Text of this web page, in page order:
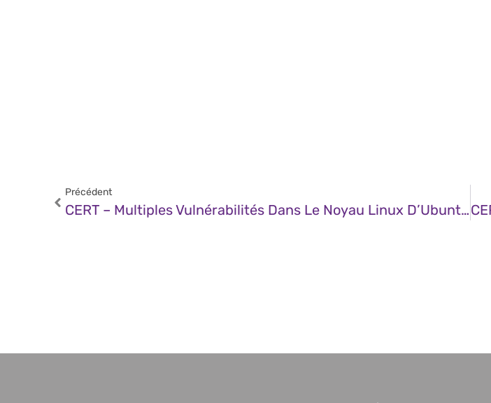
Précédent
CERT – Multiples Vulnérabilités Dans Le Noyau Linux D’Ubuntu (27 Décembre 2024)